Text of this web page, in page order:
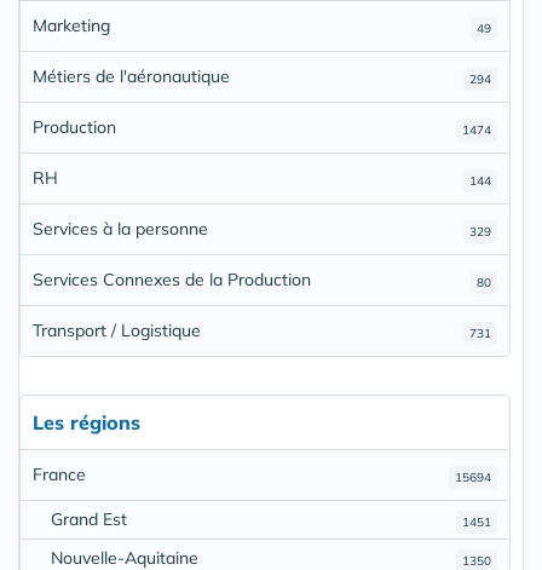
49
Marketing
294
Métiers de l'aéronautique
1474
Production
144
RH
329
Services à la personne
80
Services Connexes de la Production
731
Transport / Logistique
Les régions
15694
France
1451
Grand Est
1350
Nouvelle-Aquitaine